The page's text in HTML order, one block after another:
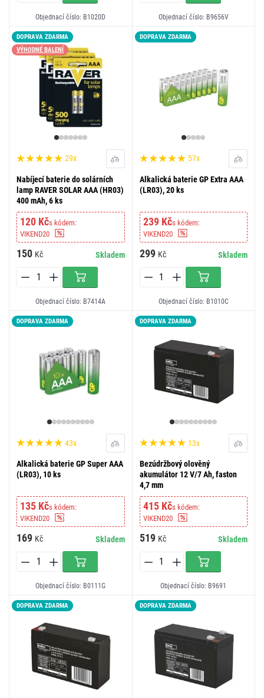
Objednací číslo: B1020D Objednací číslo: B9656V
DOPRAVA ZDARMA
VÝHODNÉ BALENÍ
29x
Nabíjecí baterie do solárních
lamp RAVER SOLAR AAA (HR03)
400 mAh, 6 ks
120 Kčs kódem:
VIKEND20
150 Kč Skladem
Objednací číslo: B7414A
DOPRAVA ZDARMA
57x
Alkalická baterie GP Extra AAA
(LR03), 20 ks
239 Kčs kódem:
VIKEND20
299 Kč Skladem
Objednací číslo: B1010C
DOPRAVA ZDARMA
43x
Alkalická baterie GP Super AAA
(LR03), 10 ks
135 Kčs kódem:
VIKEND20
169 Kč Skladem
Objednací číslo: B0111G
DOPRAVA ZDARMA
13x
Bezúdržbový olověný
akumulátor 12 V/7 Ah, faston
4,7 mm
415 Kčs kódem:
VIKEND20
519 Kč Skladem
Objednací číslo: B9691
DOPRAVA ZDARMA DOPRAVA ZDARMA